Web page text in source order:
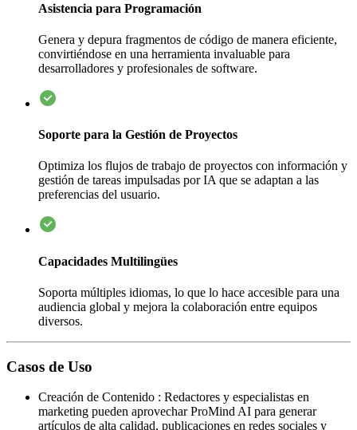
Asistencia para Programación
Genera y depura fragmentos de código de manera eficiente,
convirtiéndose en una herramienta invaluable para
desarrolladores y profesionales de software.
Soporte para la Gestión de Proyectos
Optimiza los flujos de trabajo de proyectos con información y
gestión de tareas impulsadas por IA que se adaptan a las
preferencias del usuario.
Capacidades Multilingües
Soporta múltiples idiomas, lo que lo hace accesible para una
audiencia global y mejora la colaboración entre equipos
diversos.
Casos de Uso
Creación de Contenido : Redactores y especialistas en
marketing pueden aprovechar ProMind AI para generar
artículos de alta calidad, publicaciones en redes sociales y